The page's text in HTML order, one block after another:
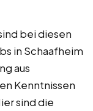
bei diesen
in Schaafheim
aus
Kenntnissen
sind die